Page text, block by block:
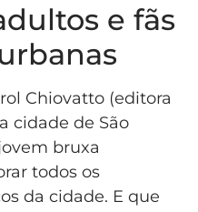
e fãs
Chiovatto (editora
cidade de São
bruxa
todos os
da cidade. E que